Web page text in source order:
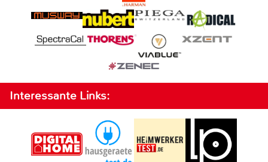
Interessante Links: